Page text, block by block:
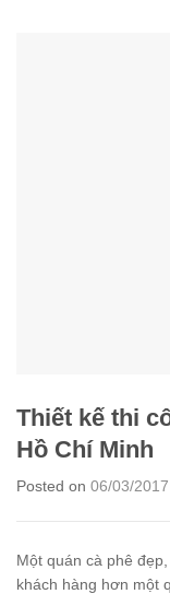
Thiết kế thi
Hồ Chí Minh
Posted on 06/03/2017
Một quán cà phê
khách hàng hơn một